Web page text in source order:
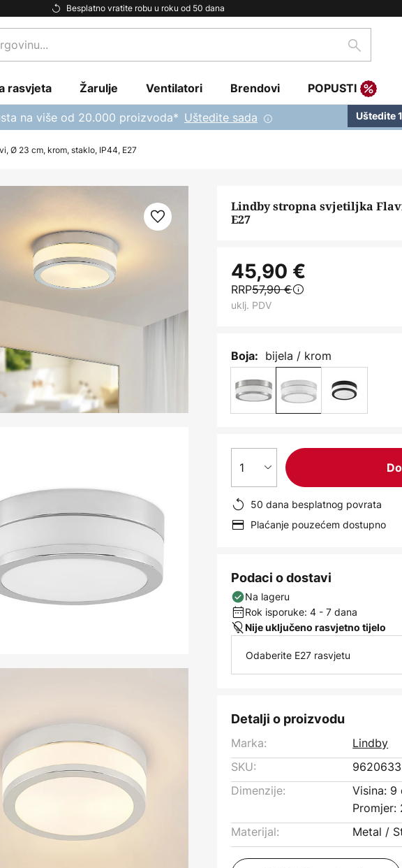
Besplatno vratite robu u roku od 50 dana
traži
rasvjeta Žarulje Ventilatori Brendovi POPUSTI
na više od 20.000 proizvoda* Uštedite sada Uštedite
Ø 23 cm, krom, staklo, IP44, E27
Lindby stropna svjetiljka
E27
45,90 €
RRP57,90 €
uklj. PDV
Boja: bijela / krom
1
50 dana besplatnog povrata
Plaćanje pouzećem dostupno
Podaci o dostavi
Na lageru
Rok isporuke: 4 - 7 dana
Nije uključeno rasvjetno tijelo
Odaberite E27 rasvjetu
Detalji o proizvodu
Marka:
Lindby
SKU:
9620633
Dimenzije:
Visina: 9
Promjer:
Materijal:
Metal /